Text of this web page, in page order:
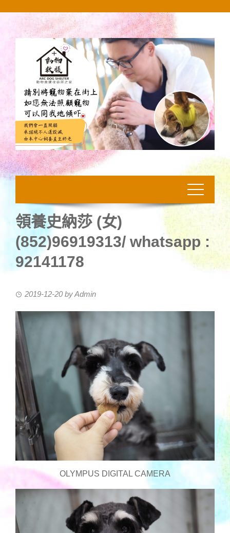
領養史納莎 (女)
(852)96919313/ whatsapp :
92141178
2019-12-20 byAdmin
OLYMPUS DIGITAL CAMERA